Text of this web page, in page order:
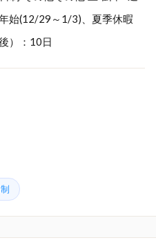
始(12/29～1/3)、夏季休暇
）：10日